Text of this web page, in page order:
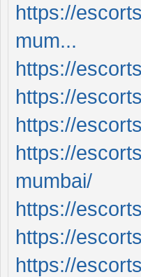
https://
mum...
https://
https://
https://
https://
mumbai/
https://
https://
https://